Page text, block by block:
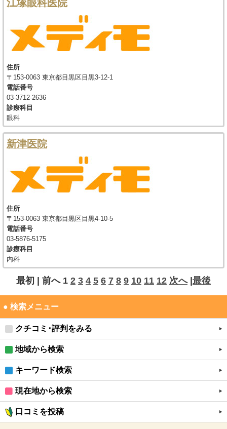
江塚眼科医院
住所
〒153-0063 東京都目黒区目黒3-12-1
電話番号
03-3712-2636
診療科目
眼科
新津医院
住所
〒153-0063 東京都目黒区目黒4-10-5
電話番号
03-5876-5175
診療科目
内科
最初 | 前へ 1 2 3 4 5 6 7 8 9 10 11 12 次へ| 最後
● 検索メニュー
クチコミ･評判をみる
地域から検索
キーワード検索
現在地から検索
口コミを投稿